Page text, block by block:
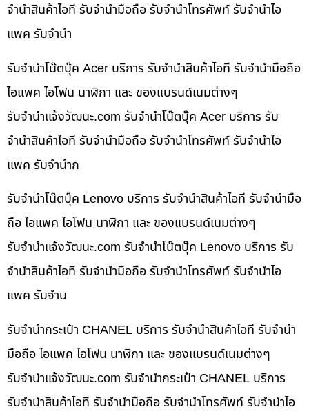
จำนำสินค้าไอที รับจำนำมือถือ รับจำนำโทรศัพท์ รับจำนำไอ
แพค รับจำนำ
รับจำนำโน๊ตบุ๊ค Acer บริการ รับจำนำสินค้าไอที รับจำนำมือถือ
ไอแพค ไอโฟน นาฬิกา และ ของแบรนด์เนมต่างๆ
รับจํานําแจ้งวัฒนะ.com รับจำนำโน๊ตบุ๊ค Acer บริการ รับ
จำนำสินค้าไอที รับจำนำมือถือ รับจำนำโทรศัพท์ รับจำนำไอ
แพค รับจำนำก
รับจำนำโน๊ตบุ๊ค Lenovo บริการ รับจำนำสินค้าไอที รับจำนำมือ
ถือ ไอแพค ไอโฟน นาฬิกา และ ของแบรนด์เนมต่างๆ
รับจํานําแจ้งวัฒนะ.com รับจำนำโน๊ตบุ๊ค Lenovo บริการ รับ
จำนำสินค้าไอที รับจำนำมือถือ รับจำนำโทรศัพท์ รับจำนำไอ
แพค รับจำน
รับจำนำกระเป๋า CHANEL บริการ รับจำนำสินค้าไอที รับจำนำ
มือถือ ไอแพค ไอโฟน นาฬิกา และ ของแบรนด์เนมต่างๆ
รับจํานําแจ้งวัฒนะ.com รับจำนำกระเป๋า CHANEL บริการ
รับจำนำสินค้าไอที รับจำนำมือถือ รับจำนำโทรศัพท์ รับจำนำไอ